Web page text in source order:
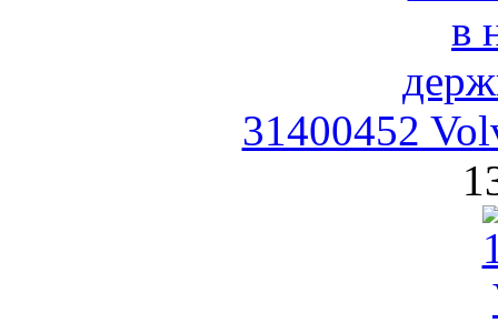
31400452